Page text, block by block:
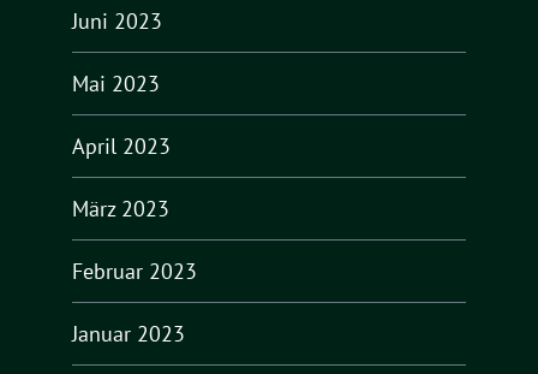
Juni 2023
Mai 2023
April 2023
März 2023
Februar 2023
Januar 2023